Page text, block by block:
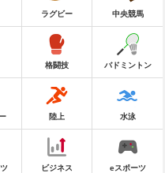
ラグビー 中央競馬
格闘技 バドミントン
陸上 水泳
ビジネス eスポーツ